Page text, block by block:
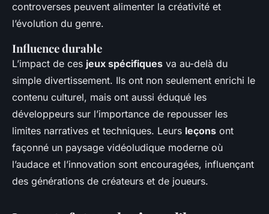
controverses peuvent alimenter la créativité et
l’évolution du genre.
Influence durable
L’impact de ces jeux spécifiques va au-delà du
simple divertissement. Ils ont non seulement enrichi le
contenu culturel, mais ont aussi éduqué les
développeurs sur l’importance de repousser les
limites narratives et techniques. Leurs leçons ont
façonné un paysage vidéoludique moderne où
l’audace et l’innovation sont encouragées, influençant
des générations de créateurs et de joueurs.